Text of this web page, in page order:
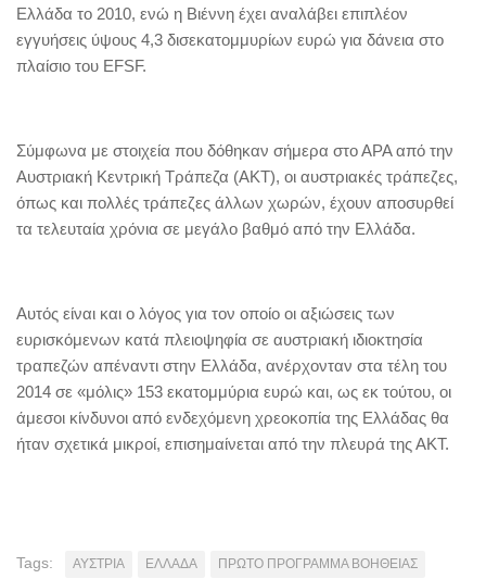
Ελλάδα το 2010, ενώ η Βιέννη έχει αναλάβει επιπλέον
εγγυήσεις ύψους 4,3 δισεκατομμυρίων ευρώ για δάνεια στο
πλαίσιο του EFSF.
Σύμφωνα με στοιχεία που δόθηκαν σήμερα στο ΑΡΑ από την
Αυστριακή Κεντρική Τράπεζα (ΑΚΤ), οι αυστριακές τράπεζες,
όπως και πολλές τράπεζες άλλων χωρών, έχουν αποσυρθεί
τα τελευταία χρόνια σε μεγάλο βαθμό από την Ελλάδα.
Αυτός είναι και ο λόγος για τον οποίο οι αξιώσεις των
ευρισκόμενων κατά πλειοψηφία σε αυστριακή ιδιοκτησία
τραπεζών απέναντι στην Ελλάδα, ανέρχονταν στα τέλη του
2014 σε «μόλις» 153 εκατομμύρια ευρώ και, ως εκ τούτου, οι
άμεσοι κίνδυνοι από ενδεχόμενη χρεοκοπία της Ελλάδας θα
ήταν σχετικά μικροί, επισημαίνεται από την πλευρά της ΑΚΤ.
Tags: ΑΥΣΤΡΙΑ ΕΛΛΑΔΑ
ΠΡΩΤΟ ΠΡΟΓΡΑΜΜΑ ΒΟΗΘΕΙΑΣ